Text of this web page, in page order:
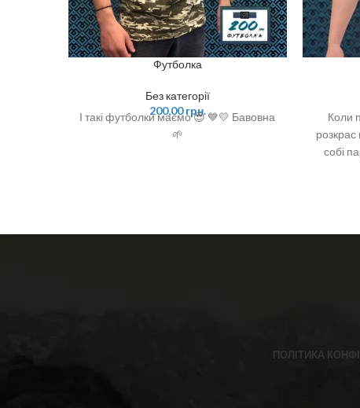
Футболка
Без категорії
200,00грн.
І такі футболки маємо 😎 💙💛 Бавовна
🌱
Коли
собі
плеча.
56/76
ПОЛІТИКА